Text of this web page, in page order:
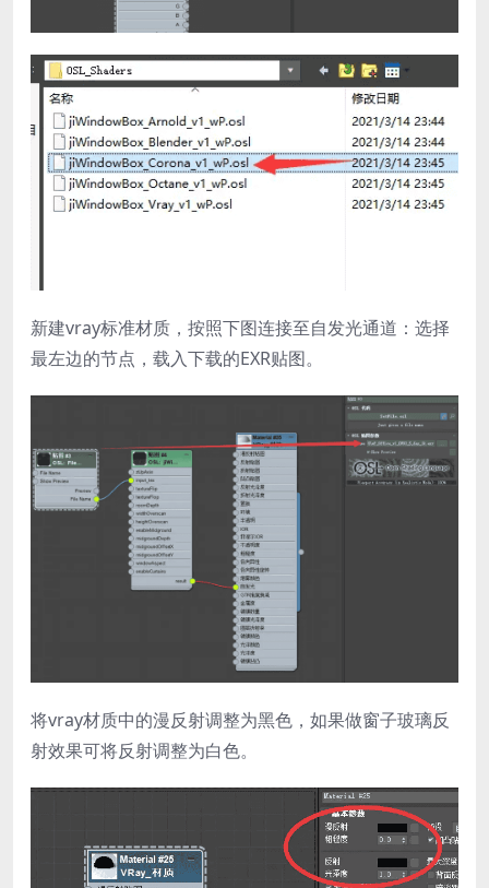
新建vray标准材质，按照下图连接至自发光通道：选择
最左边的节点，载入下载的EXR贴图。
将vray材质中的漫反射调整为黑色，如果做窗子玻璃反
射效果可将反射调整为白色。